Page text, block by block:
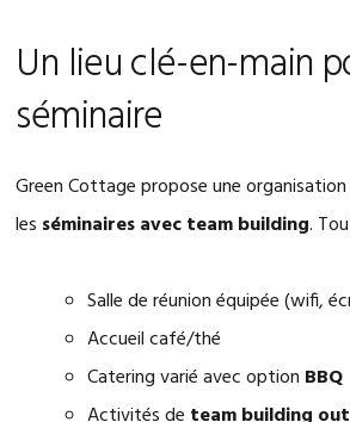
Un lieu clé-en-main
séminaire
Green Cottage propose une
les séminaires avec team building.
Salle de réunion équipée (wifi,
Accueil café/thé
Catering varié avec option BBQ